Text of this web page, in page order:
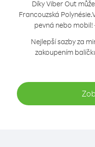
Díky Viber Out
Francouzská Polynésie.
pevná nebo mobil!
Nejlepší sazby za
zakoupením